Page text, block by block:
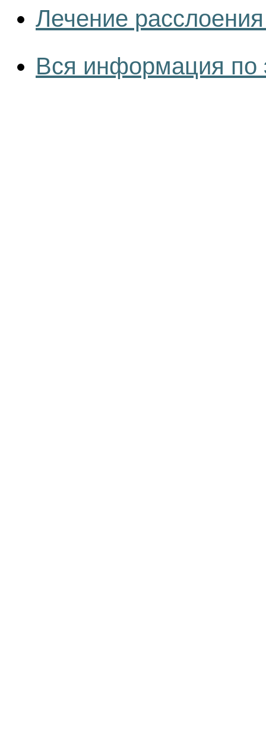
Лечение
Вся информация по